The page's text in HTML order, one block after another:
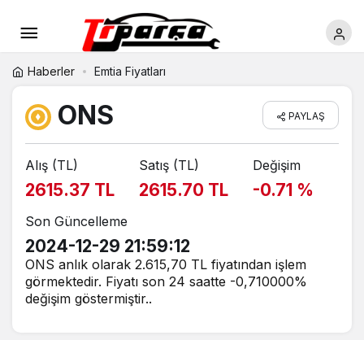
Haberler Emtia Fiyatları
ONS PAYLAŞ
Alış (TL)
2615.37 TL
Satış (TL)
2615.70 TL
Değişim
-0.71 %
Son Güncelleme
2024-12-29 21:59:12
ONS anlık olarak 2.615,70 TL fiyatından işlem
görmektedir. Fiyatı son 24 saatte -0,710000%
değişim göstermiştir..